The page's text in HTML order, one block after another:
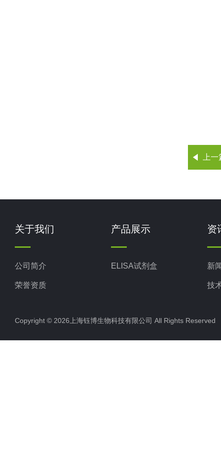
上
关于我们
公司简介
荣誉资质
产品展示
ELISA试剂盒
资
新
技
Copyright © 2026上海钰博生物科技有限公司 All Rights